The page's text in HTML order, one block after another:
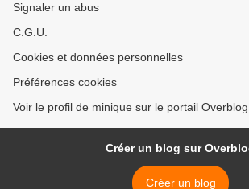
Signaler un abus
C.G.U.
Cookies et données personnelles
Préférences cookies
Voir le profil de minique sur le portail Overblog
Créer un blog sur
Créer un blog